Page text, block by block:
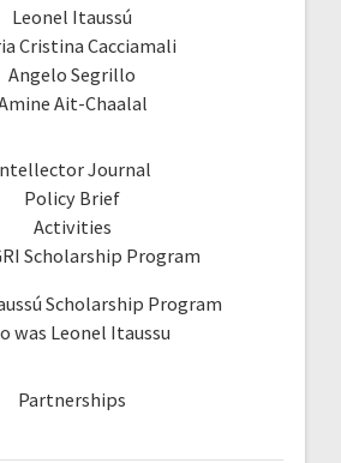
Leonel Itaussú
Cristina Cacciamali
Angelo Segrillo
Ait-Chaalal
Journal
Policy Brief
Activities
Scholarship Program
Scholarship Program
was Leonel Itaussu
Partnerships